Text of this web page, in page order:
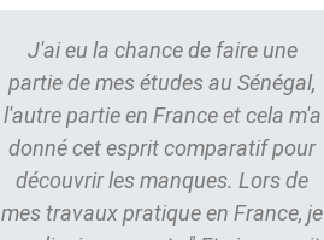
J'ai eu la chance de faire une
partie de mes études au Sénégal,
l'autre partie en France et cela m'a
donné cet esprit comparatif pour
découvrir les manques. Lors de
mes travaux pratique en France, je